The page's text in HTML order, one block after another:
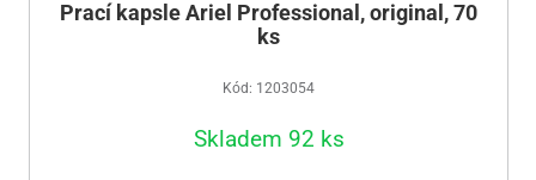
Prací kapsle Ariel Professional, original, 70
ks
Kód: 1203054
Skladem 92 ks